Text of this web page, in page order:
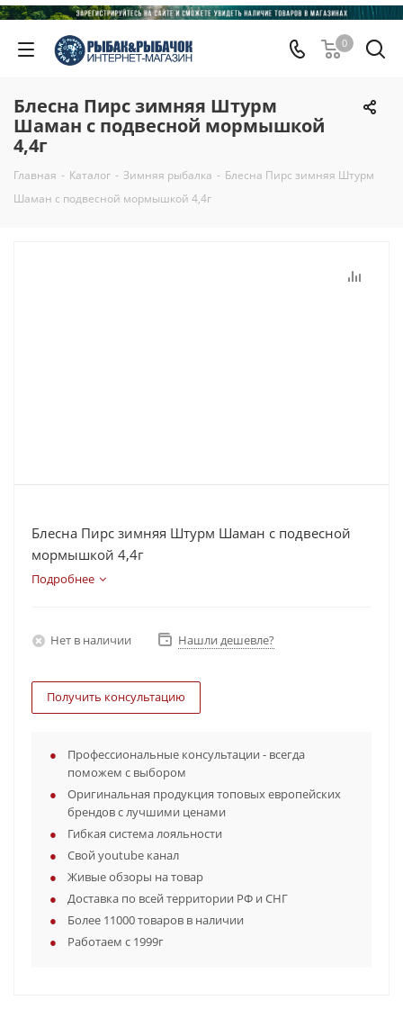
0
Блесна Пирс зимняя Штурм
Шаман с подвесной мормышкой
4,4г
Главная - Каталог - Зимняя рыбалка - Блесна Пирс зимняя Штурм
Шаман с подвесной мормышкой 4,4г
Блесна Пирс зимняя Штурм Шаман с подвесной
мормышкой 4,4г
Подробнее
Нет в наличии Нашли дешевле?
Получить консультацию
Профессиональные консультации - всегда
поможем с выбором
Оригинальная продукция топовых европейских
брендов с лучшими ценами
Гибкая система лояльности
Свой youtube канал
Живые обзоры на товар
Доставка по всей территории РФ и СНГ
Более 11000 товаров в наличии
Работаем с 1999г